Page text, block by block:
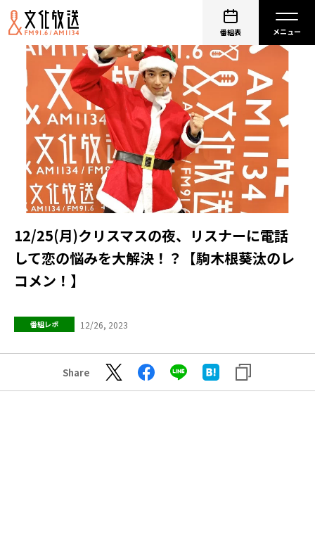
番組表
12/25(月)クリスマスの夜、リスナーに電話
して恋の悩みを大解決！？【駒木根葵汰のレ
コメン！】
番組レポ 12/26, 2023
Share